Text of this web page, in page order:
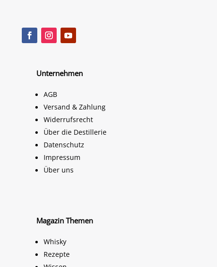
Unternehmen
AGB
Versand & Zahlung
Widerrufsrecht
Über die Destillerie
Datenschutz
Impressum
Über uns
Magazin Themen
Whisky
Rezepte